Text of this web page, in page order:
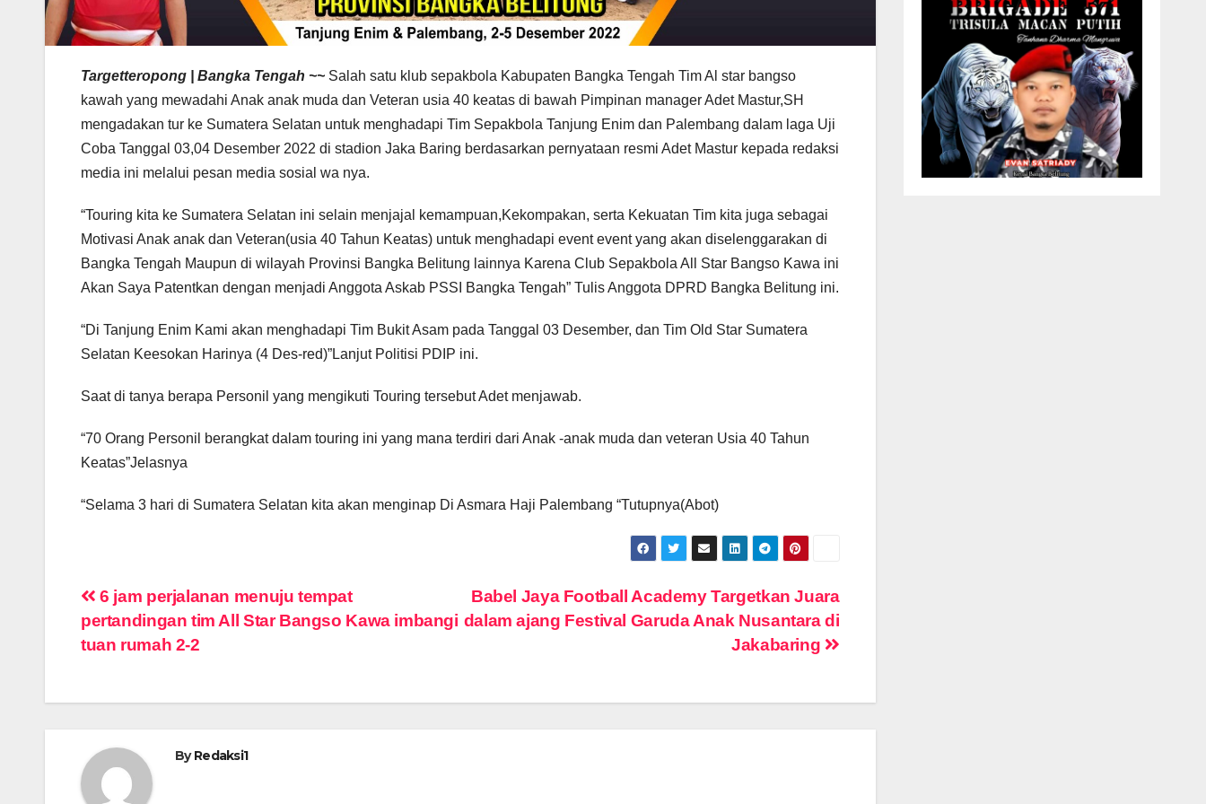
Targetteropong | Bangka Tengah ~~ Salah satu klub sepakbola Kabupaten Bangka Tengah Tim Al star bangso
kawah yang mewadahi Anak anak muda dan Veteran usia 40 keatas di bawah Pimpinan manager Adet Mastur,SH
mengadakan tur ke Sumatera Selatan untuk menghadapi Tim Sepakbola Tanjung Enim dan Palembang dalam laga Uji
Coba Tanggal 03,04 Desember 2022 di stadion Jaka Baring berdasarkan pernyataan resmi Adet Mastur kepada redaksi
media ini melalui pesan media sosial wa nya.
“Touring kita ke Sumatera Selatan ini selain menjajal kemampuan,Kekompakan, serta Kekuatan Tim kita juga sebagai
Motivasi Anak anak dan Veteran(usia 40 Tahun Keatas) untuk menghadapi event event yang akan diselenggarakan di
Bangka Tengah Maupun di wilayah Provinsi Bangka Belitung lainnya Karena Club Sepakbola All Star Bangso Kawa ini
Akan Saya Patentkan dengan menjadi Anggota Askab PSSI Bangka Tengah” Tulis Anggota DPRD Bangka Belitung ini.
“Di Tanjung Enim Kami akan menghadapi Tim Bukit Asam pada Tanggal 03 Desember, dan Tim Old Star Sumatera
Selatan Keesokan Harinya (4 Des-red)”Lanjut Politisi PDIP ini.
Saat di tanya berapa Personil yang mengikuti Touring tersebut Adet menjawab.
“70 Orang Personil berangkat dalam touring ini yang mana terdiri dari Anak -anak muda dan veteran Usia 40 Tahun
Keatas”Jelasnya
“Selama 3 hari di Sumatera Selatan kita akan menginap Di Asmara Haji Palembang “Tutupnya(Abot)
Navigasi
pos
Babel Jaya Football Academy Targetkan Juara
dalam ajang Festival Garuda Anak Nusantara di
Jakabaring
6 jam perjalanan menuju tempat
pertandingan tim All Star Bangso Kawa imbangi
tuan rumah 2-2
ByRedaksi1